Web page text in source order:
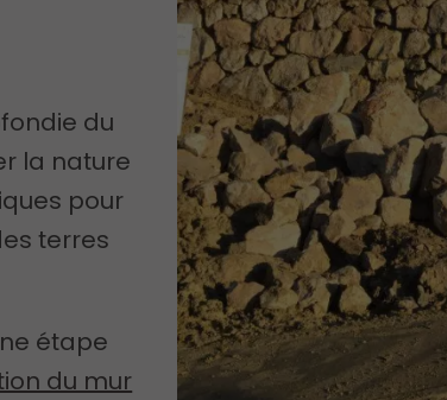
du
la nature
pour
terres
étape
du mur